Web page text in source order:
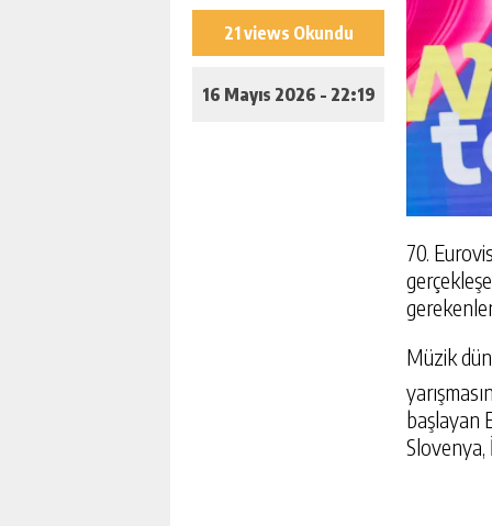
21 views Okundu
16 Mayıs 2026 - 22:19
70.
Müzik
başlayan
Slovenya,